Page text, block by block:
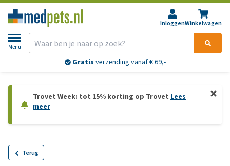
InloggenWinkelwagen
Menu
Gratis verzending vanaf € 69,-
Trovet Week: tot 15% korting op Trovet Lees
meer
Terug